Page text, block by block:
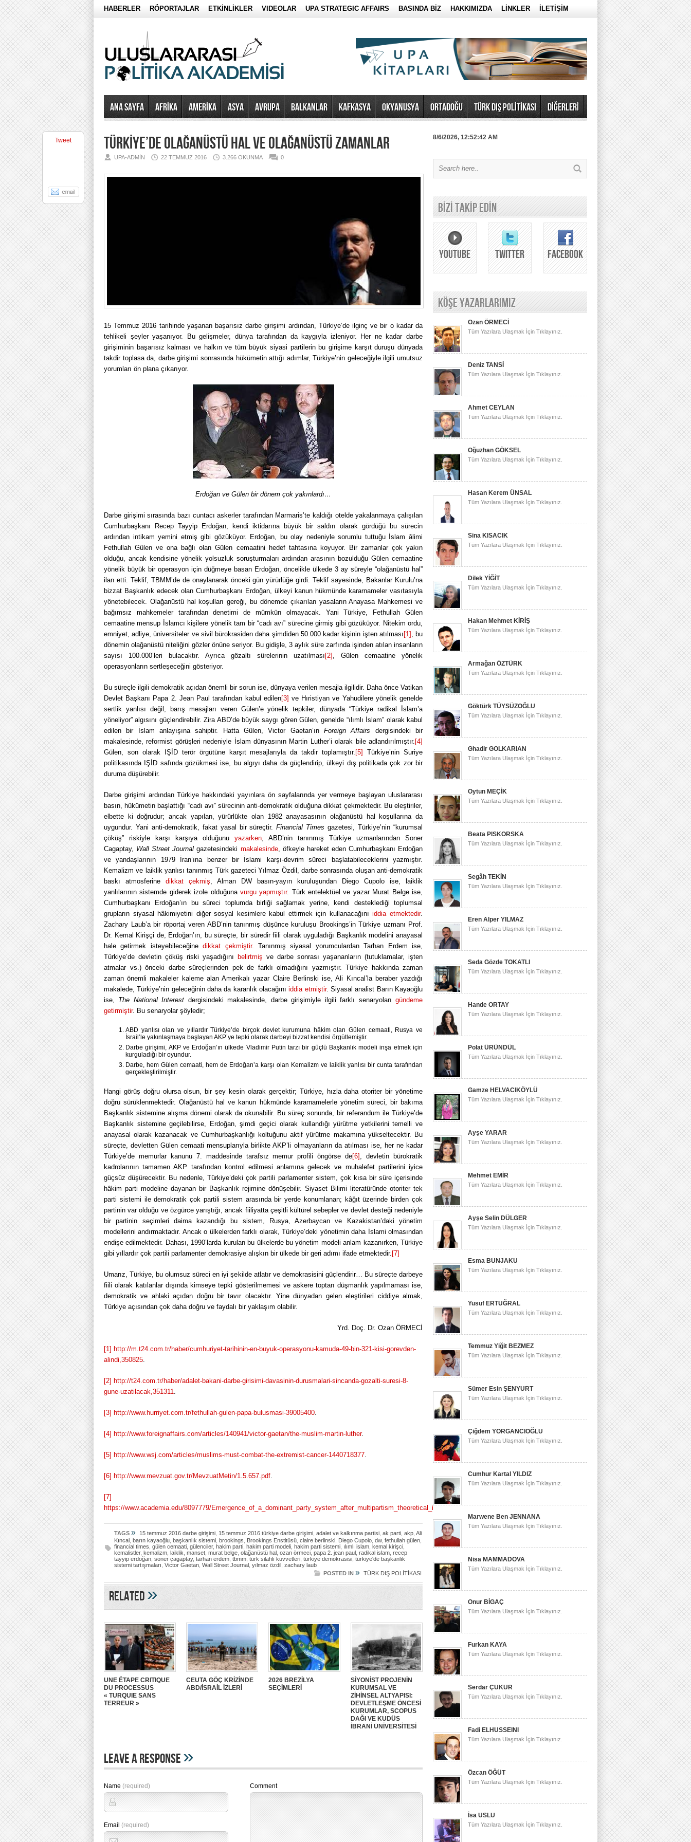
HABERLER RÖPORTAJLAR ETKİNLİKLER VIDEOLAR UPA STRATEGIC AFFAIRS BASINDA BİZ HAKKIMIZDA LİNKLER İLETİŞİM
Ana Sayfa AFRİKA AMERİKA ASYA AVRUPA BALKANLAR KAFKASYA OKYANUSYA ORTADOĞU TÜRK DIŞ POLİTİKASI DİĞERLERİ
TÜRKİYE’DE OLAĞANÜSTÜ HAL VE OLAĞANÜSTÜ ZAMANLAR
UPA-ADMIN 22 TEMMUZ 2016 3.266 OKUNMA 0
15 Temmuz 2016 tarihinde yaşanan başarısız darbe girişimi ardından, Türkiye’de ilginç ve bir o kadar da
tehlikeli şeyler yaşanıyor. Bu gelişmeler, dünya tarafından da kaygıyla izleniyor. Her ne kadar darbe
girişiminin başarısız kalması ve halkın ve tüm büyük siyasi partilerin bu girişime karşıt duruşu dünyada
takdir toplasa da, darbe girişimi sonrasında hükümetin attığı adımlar, Türkiye’nin geleceğiyle ilgili umutsuz
yorumları ön plana çıkarıyor.
Erdoğan ve Gülen bir dönem çok yakınlardı…
Darbe girişimi sırasında bazı cuntacı askerler tarafından Marmaris’te kaldığı otelde yakalanmaya çalışılan
Cumhurbaşkanı Recep Tayyip Erdoğan, kendi iktidarına büyük bir saldırı olarak gördüğü bu sürecin
ardından intikam yemini etmiş gibi gözüküyor. Erdoğan, bu olay nedeniyle sorumlu tuttuğu İslam âlimi
Fethullah Gülen ve ona bağlı olan Gülen cemaatini hedef tahtasına koyuyor. Bir zamanlar çok yakın
olduğu, ancak kendisine yönelik yolsuzluk soruşturmaları ardından arasının bozulduğu Gülen cemaatine
yönelik büyük bir operasyon için düğmeye basan Erdoğan, öncelikle ülkede 3 ay süreyle “olağanüstü hal”
ilan etti. Teklif, TBMM’de de onaylanarak önceki gün yürürlüğe girdi. Teklif sayesinde, Bakanlar Kurulu’na
bizzat Başkanlık edecek olan Cumhurbaşkanı Erdoğan, ülkeyi kanun hükmünde kararnameler vasıtasıyla
yönetebilecek. Olağanüstü hal koşulları gereği, bu dönemde çıkarılan yasaların Anayasa Mahkemesi ve
bağımsız mahkemeler tarafından denetimi de mümkün olmayacak. Yani Türkiye, Fethullah Gülen
cemaatine mensup İslamcı kişilere yönelik tam bir “cadı avı” sürecine girmiş gibi gözüküyor. Nitekim ordu,
emniyet, adliye, üniversiteler ve sivil bürokrasiden daha şimdiden 50.000 kadar kişinin işten atılması [1] , bu
dönemin olağanüstü niteliğini gözler önüne seriyor. Bu gidişle, 3 aylık süre zarfında işinden atılan insanların
sayısı 100.000’leri bulacaktır. Ayrıca gözaltı sürelerinin uzatılması [2] , Gülen cemaatine yönelik
operasyonların sertleşeceğini gösteriyor.
Bu süreçle ilgili demokratik açıdan önemli bir sorun ise, dünyaya verilen mesajla ilgilidir. Daha önce Vatikan
Devlet Başkanı Papa 2. Jean Paul tarafından kabul edilen[3] ve Hıristiyan ve Yahudilere yönelik genelde
sertlik yanlısı değil, barış mesajları veren Gülen’e yönelik tepkiler, dünyada “Türkiye radikal İslam’a
yöneliyor” algısını güçlendirebilir. Zira ABD’de büyük saygı gören Gülen, genelde “ılımlı İslam” olarak kabul
edilen bir İslam anlayışına sahiptir. Hatta Gülen, Victor Gaetan’ın Foreign Affairs dergisindeki bir
makalesinde, reformist görüşleri nedeniyle İslam dünyasının Martin Luther’i olarak bile adlandırılmıştır. [4]
Gülen, son olarak IŞİD terör örgütüne karşıt mesajlarıyla da takdir toplamıştır. [5]
Türkiye’nin Suriye
politikasında IŞİD safında gözükmesi ise, bu algıyı daha da güçlendirip, ülkeyi dış politikada çok zor bir
duruma düşürebilir.
Darbe girişimi ardından Türkiye hakkındaki yayınlara ön sayfalarında yer vermeye başlayan uluslararası
basın, hükümetin başlattığı “cadı avı” sürecinin anti-demokratik olduğuna dikkat çekmektedir. Bu eleştiriler,
elbette ki doğrudur; ancak yapılan, yürürlükte olan 1982 anayasasının olağanüstü hal koşullarına da
uygundur. Yani anti-demokratik, fakat yasal bir süreçtir.Financial Times gazetesi, Türkiye’nin “kurumsal
çöküş” riskiyle karşı karşıya olduğunu yazarken, ABD’nin tanınmış Türkiye uzmanlarından Soner
Cagaptay, Wall Street Journalgazetesindeki makalesinde, öfkeyle hareket eden Cumhurbaşkanı Erdoğan
ve yandaşlarının 1979 İran’ına benzer bir İslami karşı-devrim süreci başlatabileceklerini yazmıştır.
Kemalizm ve laiklik yanlısı tanınmış Türk gazeteci Yılmaz Özdil, darbe sonrasında oluşan anti-demokratik
baskı atmosferine dikkat çekmiş, Alman DW basın-yayın kuruluşundan Diego Cupolo ise, laiklik
yanlılarının sistemde giderek izole olduğuna vurgu yapmıştır. Türk entelektüel ve yazar Murat Belge ise,
Cumhurbaşkanı Erdoğan’ın bu süreci toplumda birliği sağlamak yerine, kendi desteklediği toplumsal
grupların siyasal hâkimiyetini diğer sosyal kesimlere kabul ettirmek için kullanacağınıiddia etmektedir.
Zachary Laub’a bir röportaj veren ABD’nin tanınmış düşünce kuruluşu Brookings’in Türkiye uzmanı Prof.
Dr. Kemal Kirişçi de, Erdoğan’ın, bu süreçte, bir süredir fiili olarak uyguladığı Başkanlık modelini anayasal
hale getirmek isteyebileceğinedikkat çekmiştir. Tanınmış siyasal yorumculardan Tarhan Erdem ise,
Türkiye’de devletin çöküş riski yaşadığını
belirtmiş ve darbe sonrası yaşananların (tutuklamalar, işten
atmalar vs.) önceki darbe süreçlerinden pek de farklı olmadığını yazmıştır. Türkiye hakkında zaman
zaman önemli makaleler kaleme alan Amerikalı yazar Claire Berlinski ise, Ali Kıncal’la beraber yazdığı
makalede, Türkiye’nin geleceğinin daha da karanlık olacağınıiddia etmiştir. Siyasal analist Barın Kayaoğlu
ise, The National Interest dergisindeki makalesinde, darbe girişimiyle ilgili farklı senaryolarıgündeme
getirmiştir. Bu senaryolar şöyledir;
ABD yanlısı olan ve yıllardır Türkiye’de birçok devlet kurumuna hâkim olan Gülen cemaati, Rusya ve
İsrail’le yakınlaşmaya başlayan AKP’ye tepki olarak darbeyi bizzat kendisi örgütlemiştir.
Darbe girişimi, AKP ve Erdoğan’ın ülkede Vladimir Putin tarzı bir güçlü Başkanlık modeli inşa etmek için
kurguladığı bir oyundur.
Darbe, hem Gülen cemaati, hem de Erdoğan’a karşı olan Kemalizm ve laiklik yanlısı bir cunta tarafından
gerçekleştirilmiştir.
Hangi görüş doğru olursa olsun, bir şey kesin olarak gerçektir; Türkiye, hızla daha otoriter bir yönetime
doğru sürüklenmektedir. Olağanüstü hal ve kanun hükmünde kararnamelerle yönetim süreci, bir bakıma
Başkanlık sistemine alışma dönemi olarak da okunabilir. Bu süreç sonunda, bir referandum ile Türkiye’de
Başkanlık sistemine geçilebilirse, Erdoğan, şimdi geçici olarak kullandığı yürütme yetkilerini temelli ve
anayasal olarak kazanacak ve Cumhurbaşkanlığı koltuğunu aktif yürütme makamına yükseltecektir. Bu
süreçte, devletten Gülen cemaati mensuplarıyla birlikte AKP’li olmayanların da atılması ise, her ne kadar
Türkiye’de memurlar kanunu 7. maddesinde tarafsız memur profili öngörse de[6] , devletin bürokratik
kadrolarının tamamen AKP tarafından kontrol edilmesi anlamına gelecek ve muhalefet partilerini iyice
güçsüz düşürecektir. Bu nedenle, Türkiye’deki çok partili parlamenter sistem, çok kısa bir süre içerisinde
hâkim parti modeline dayanan bir Başkanlık rejimine dönüşebilir. Siyaset Bilimi literatüründe otoriter tek
parti sistemi ile demokratik çok partili sistem arasında bir yerde konumlanan; kâğıt üzerinde birden çok
partinin var olduğu ve özgürce yarıştığı, ancak fiiliyatta çeşitli kültürel sebepler ve devlet desteği nedeniyle
bir partinin seçimleri daima kazandığı bu sistem, Rusya, Azerbaycan ve Kazakistan’daki yönetim
modellerini andırmaktadır. Ancak o ülkelerden farklı olarak, Türkiye’deki yönetimin daha İslami olmasından
endişe edilmektedir. Dahası, 1990’larda kurulan bu ülkelerde bu yönetim modeli anlam kazanırken, Türkiye
gibi yıllardır çok partili parlamenter demokrasiye alışkın bir ülkede bir geri adımı ifade etmektedir. [7]
Umarız, Türkiye, bu olumsuz süreci en iyi şekilde atlatır ve demokrasisini güçlendirir… Bu süreçte darbeye
fiili olarak katılanlar dışında kimseye tepki gösterilmemesi ve askere toptan düşmanlık yapılmaması ise,
demokratik ve ahlaki açıdan doğru bir tavır olacaktır. Yine dünyadan gelen eleştirileri ciddiye almak,
Türkiye açısından çok daha doğru ve faydalı bir yaklaşım olabilir.
Yrd. Doç. Dr. Ozan ÖRMECİ
[1] http://m.t24.com.tr/haber/cumhuriyet-tarihinin-en-buyuk-operasyonu-kamuda-49-bin-321-kisi-gorevden-
alindi,350825.
[2] http://t24.com.tr/haber/adalet-bakani-darbe-girisimi-davasinin-durusmalari-sincanda-gozalti-suresi-8-
gune-uzatilacak,351311.
[3] http://www.hurriyet.com.tr/fethullah-gulen-papa-bulusmasi-39005400.
[4] http://www.foreignaffairs.com/articles/140941/victor-gaetan/the-muslim-martin-luther.
[5] http://www.wsj.com/articles/muslims-must-combat-the-extremist-cancer-1440718377.
[6] http://www.mevzuat.gov.tr/MevzuatMetin/1.5.657.pdf.
[7]
https://www.academia.edu/8097779/Emergence_of_a_dominant_party_system_after_multipartism_theoretical_implications_from_the_case_of_the_AKP_in_Turkey
Tweet
TAGS » 15 temmuz 2016 darbe girişimi 15 temmuz 2016 türkiye darbe girişimi adalet ve kalkınma partisi ak parti akp Ali
Kıncal barın kayaoğlu başkanlık sistemi brookings Brookings Enstitüsü claire berlinski Diego Cupolo dw, fethullah gülen
financial times gülen cemaati gülenciler, hakim parti hakim parti modeli hakim parti sistemi ılımlı islam kemal kirişci
kemalistler, kemalizm laiklik manset murat belge olağanüstü hal ozan örmeci papa 2. jean paul radikal islam recep
tayyip erdoğan soner çagaptay, tarhan erdem tbmm türk silahlı kuvvetleri türkiye demokrasisi türkiye'de başkanlık
sistemi tartışmaları Victor Gaetan Wall Street Journal yılmaz özdil zachary laub
POSTED IN » TÜRK DIŞ POLİTİKASI
Related»
UNE ÉTAPE CRITIQUE
DU PROCESSUS
« TURQUIE SANS
TERREUR »
CEUTA GÖÇ KRİZİNDE
ABD/İSRAİL İZLERİ
2026 BREZİLYA
SEÇİMLERİ
SİYONİST PROJENİN
KURUMSAL VE
ZİHİNSEL ALTYAPISI:
DEVLETLEŞME ÖNCESİ
KURUMLAR, SCOPUS
DAĞI VE KUDÜS
İBRANİ ÜNİVERSİTESİ
Leave A Response»
Name (required)
Email (required)
Comment
8/6/2026, 12:52:42 AM
BİZİ TAKİP EDİN
YOUTUBE TWITTER FACEBOOK
KÖŞE YAZARLARIMIZ
Ozan ÖRMECİ
Tüm Yazılara Ulaşmak İçin Tıklayınız.
Deniz TANSİ
Tüm Yazılara Ulaşmak İçin Tıklayınız.
Ahmet CEYLAN
Tüm Yazılara Ulaşmak İçin Tıklayınız.
Oğuzhan GÖKSEL
Tüm Yazılara Ulaşmak İçin Tıklayınız.
Hasan Kerem ÜNSAL
Tüm Yazılara Ulaşmak İçin Tıklayınız.
Sina KISACIK
Tüm Yazılara Ulaşmak İçin Tıklayınız.
Dilek YİĞİT
Tüm Yazılara Ulaşmak İçin Tıklayınız.
Hakan Mehmet KİRİŞ
Tüm Yazılara Ulaşmak İçin Tıklayınız.
Armağan ÖZTÜRK
Tüm Yazılara Ulaşmak İçin Tıklayınız.
Göktürk TÜYSÜZOĞLU
Tüm Yazılara Ulaşmak İçin Tıklayınız.
Ghadir GOLKARIAN
Tüm Yazılara Ulaşmak İçin Tıklayınız.
Oytun MEÇİK
Tüm Yazılara Ulaşmak İçin Tıklayınız.
Beata PISKORSKA
Tüm Yazılara Ulaşmak İçin Tıklayınız.
Segâh TEKİN
Tüm Yazılara Ulaşmak İçin Tıklayınız.
Eren Alper YILMAZ
Tüm Yazılara Ulaşmak İçin Tıklayınız.
Seda Gözde TOKATLI
Tüm Yazılara Ulaşmak İçin Tıklayınız.
Hande ORTAY
Tüm Yazılara Ulaşmak İçin Tıklayınız.
Polat ÜRÜNDÜL
Tüm Yazılara Ulaşmak İçin Tıklayınız.
Gamze HELVACIKÖYLÜ
Tüm Yazılara Ulaşmak İçin Tıklayınız.
Ayşe YARAR
Tüm Yazılara Ulaşmak İçin Tıklayınız.
Mehmet EMİR
Tüm Yazılara Ulaşmak İçin Tıklayınız.
Ayşe Selin DÜLGER
Tüm Yazılara Ulaşmak İçin Tıklayınız.
Esma BUNJAKU
Tüm Yazılara Ulaşmak İçin Tıklayınız.
Yusuf ERTUĞRAL
Tüm Yazılara Ulaşmak İçin Tıklayınız.
Temmuz Yiğit BEZMEZ
Tüm Yazılara Ulaşmak İçin Tıklayınız.
Sümer Esin ŞENYURT
Tüm Yazılara Ulaşmak İçin Tıklayınız.
Çiğdem YORGANCIOĞLU
Tüm Yazılara Ulaşmak İçin Tıklayınız.
Cumhur Kartal YILDIZ
Tüm Yazılara Ulaşmak İçin Tıklayınız.
Marwene Ben JENNANA
Tüm Yazılara Ulaşmak İçin Tıklayınız.
Nisa MAMMADOVA
Tüm Yazılara Ulaşmak İçin Tıklayınız.
Onur BİGAÇ
Tüm Yazılara Ulaşmak İçin Tıklayınız.
Furkan KAYA
Tüm Yazılara Ulaşmak İçin Tıklayınız.
Serdar ÇUKUR
Tüm Yazılara Ulaşmak İçin Tıklayınız.
Fadi ELHUSSEINI
Tüm Yazılara Ulaşmak İçin Tıklayınız.
Özcan ÖĞÜT
Tüm Yazılara Ulaşmak İçin Tıklayınız.
İsa USLU
Tüm Yazılara Ulaşmak İçin Tıklayınız.